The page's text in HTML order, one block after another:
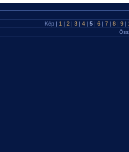
Kép | 1 | 2 | 3 | 4 | 5 | 6 | 7 | 8 | 9 |